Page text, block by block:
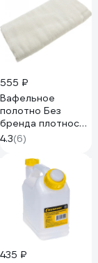
555 ₽
Вафельное
полотно Без
бренда плотность
103 г/м2, 0.4x10 м
92342
4.3(6)
435 ₽